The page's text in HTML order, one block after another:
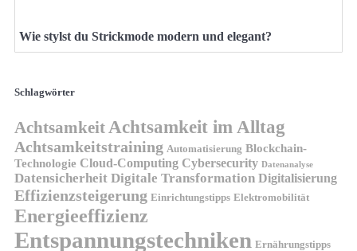
Wie stylst du Strickmode modern und elegant?
Schlagwörter
AchtsamkeitAchtsamkeit im Alltag
Achtsamkeitstraining Automatisierung Blockchain-
Technologie Cloud-Computing Cybersecurity Datenanalyse
Datensicherheit Digitale Transformation Digitalisierung
Effizienzsteigerung Einrichtungstipps Elektromobilität
Energieeffizienz
Entspannungstechniken Ernährungstipps